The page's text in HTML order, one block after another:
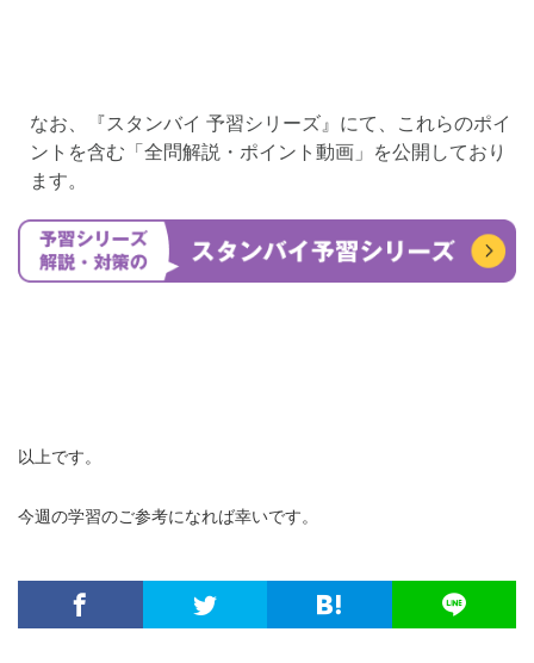
なお、『スタンバイ 予習シリーズ』にて、これらのポイ
ントを含む「全問解説・ポイント動画」を公開しており
ます。
以上です。
今週の学習のご参考になれば幸いです。